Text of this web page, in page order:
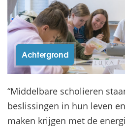
Achtergrond
“Middelbare scholieren
beslissingen in hun leven
maken krijgen met de